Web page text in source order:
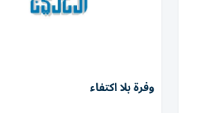
وفرة بلا اكتفاء